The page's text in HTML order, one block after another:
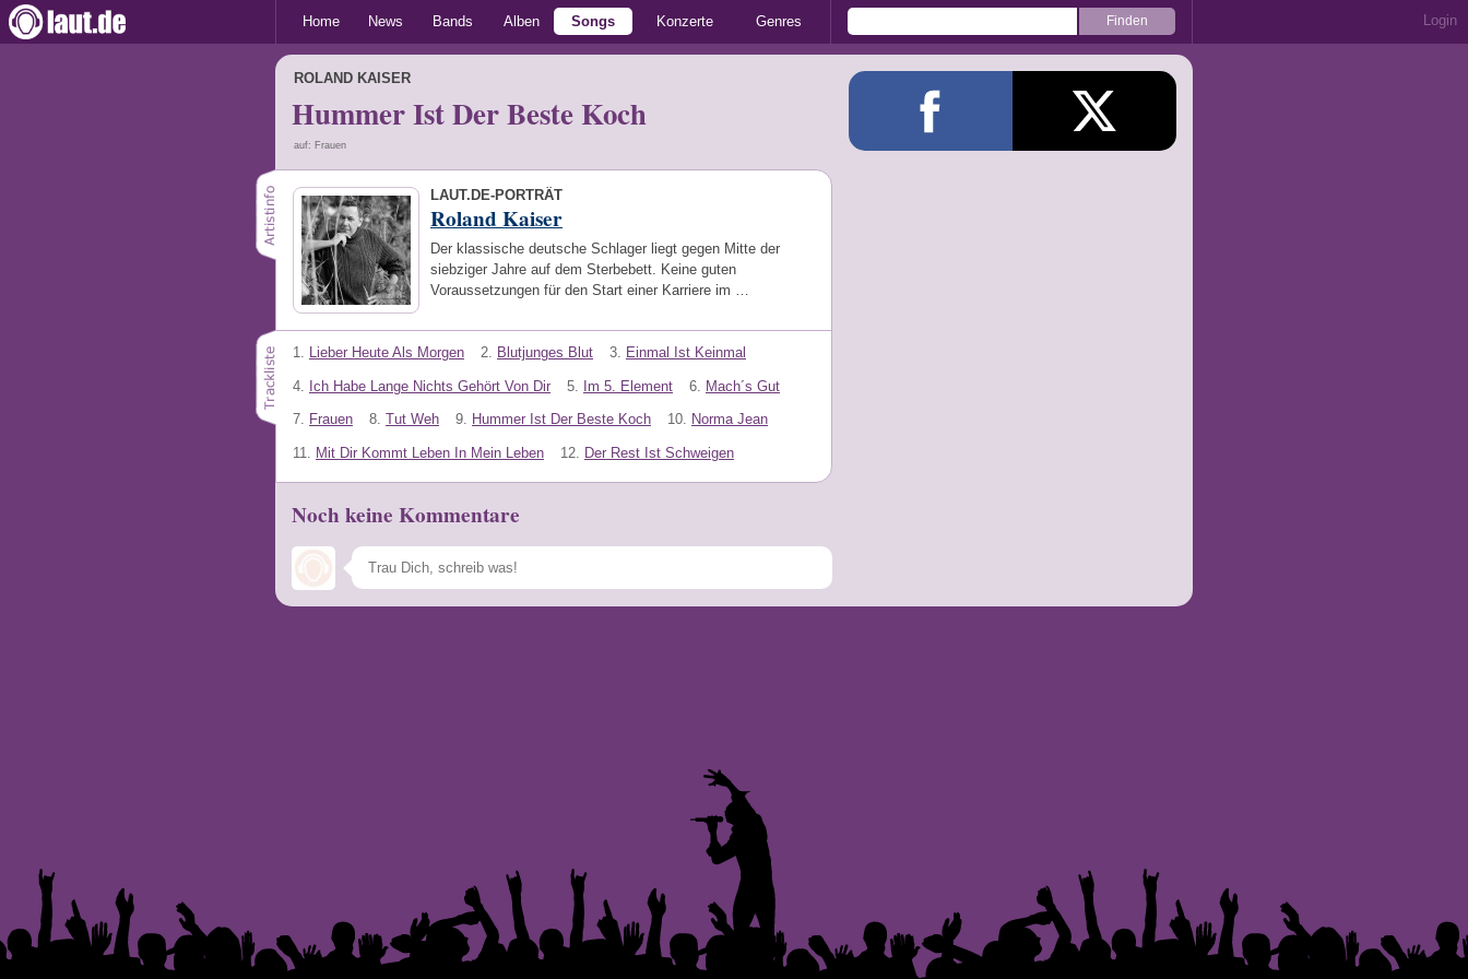
Home News Bands Alben Songs Konzerte Genres Login
ROLAND KAISER
Hummer Ist Der Beste Koch
auf: Frauen
LAUT.DE-PORTRÄT
Roland Kaiser
Der klassische deutsche Schlager liegt gegen Mitte der
siebziger Jahre auf dem Sterbebett. Keine guten
Voraussetzungen für den Start einer Karriere im …
1. Lieber Heute Als Morgen 2. Blutjunges Blut 3. Einmal Ist Keinmal
4. Ich Habe Lange Nichts Gehört Von Dir 5. Im 5. Element 6. Mach´s Gut
7. Frauen 8. Tut Weh 9. Hummer Ist Der Beste Koch 10. Norma Jean
11. Mit Dir Kommt Leben In Mein Leben 12. Der Rest Ist Schweigen
Noch keine Kommentare
Speichern